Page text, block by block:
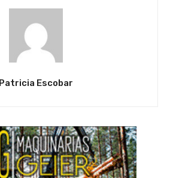
Patricia Escobar